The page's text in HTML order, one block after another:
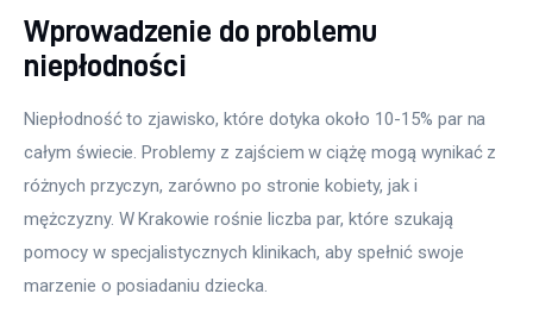
Wprowadzenie do problemu
niepłodności
Niepłodność to zjawisko, które dotyka około 10-15% par na
całym świecie. Problemy z zajściem w ciążę mogą wynikać z
różnych przyczyn, zarówno po stronie kobiety, jak i
mężczyzny. W Krakowie rośnie liczba par, które szukają
pomocy w specjalistycznych klinikach, aby spełnić swoje
marzenie o posiadaniu dziecka.